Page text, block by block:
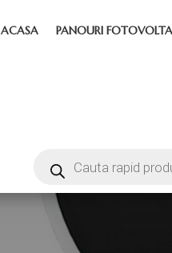
ACASA PANOURI